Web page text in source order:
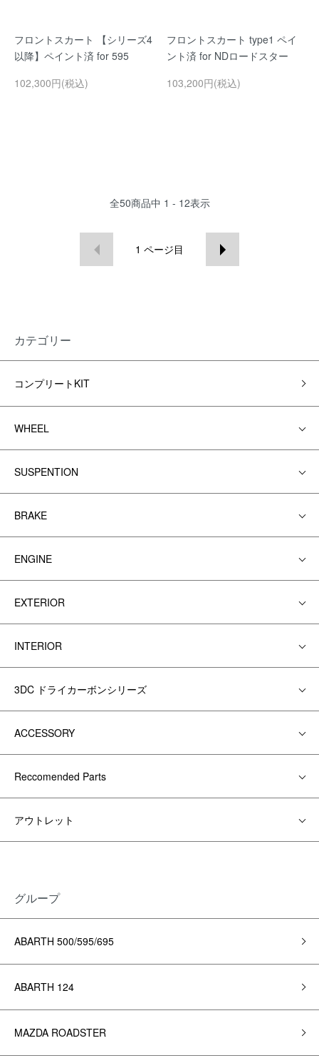
フロントスカート 【シリーズ4
以降】ペイント済 for 595
102,300円(税込)
フロントスカート type1 ペイ
ント済 for NDロードスター
103,200円(税込)
全50商品中 1 - 12表示
1 ページ目
カテゴリー
コンプリートKIT
WHEEL
SUSPENTION
BRAKE
ENGINE
EXTERIOR
INTERIOR
3DC ドライカーボンシリーズ
ACCESSORY
Reccomended Parts
アウトレット
グループ
ABARTH 500/595/695
ABARTH 124
MAZDA ROADSTER